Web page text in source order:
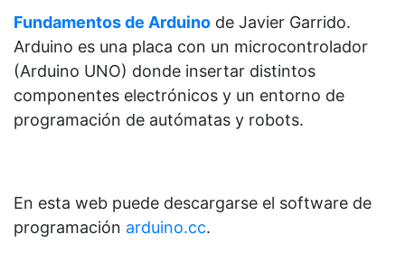
Fundamentos de Arduino de Javier Garrido.
Arduino es una placa con un microcontrolador
(Arduino UNO) donde insertar distintos
componentes electrónicos y un entorno de
programación de autómatas y robots.
En esta web puede descargarse el software de
programación arduino.cc.